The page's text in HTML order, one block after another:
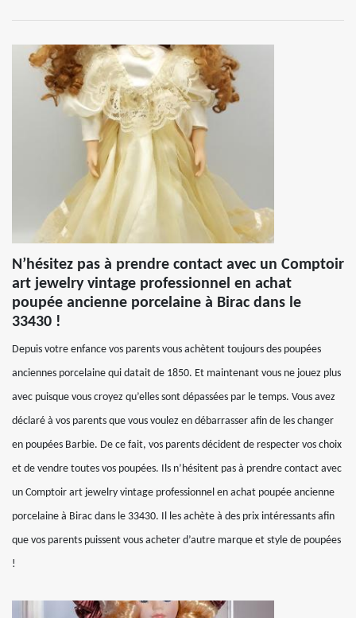
N’hésitez pas à prendre contact avec un Comptoir
art jewelry vintage professionnel en achat
poupée ancienne porcelaine à Birac dans le
33430 !
Depuis votre enfance vos parents vous achètent toujours des poupées
anciennes porcelaine qui datait de 1850. Et maintenant vous ne jouez plus
avec puisque vous croyez qu’elles sont dépassées par le temps. Vous avez
déclaré à vos parents que vous voulez en débarrasser afin de les changer
en poupées Barbie. De ce fait, vos parents décident de respecter vos choix
et de vendre toutes vos poupées. Ils n’hésitent pas à prendre contact avec
un Comptoir art jewelry vintage professionnel en achat poupée ancienne
porcelaine à Birac dans le 33430. Il les achète à des prix intéressants afin
que vos parents puissent vous acheter d’autre marque et style de poupées
!